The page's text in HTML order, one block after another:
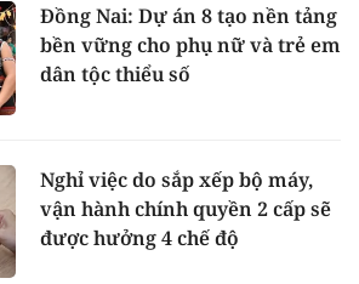
Đồng Nai: Dự án 8 tạo nền tảng
bền vững cho phụ nữ và trẻ em
dân tộc thiểu số
Nghỉ việc do sắp xếp bộ máy,
vận hành chính quyền 2 cấp sẽ
được hưởng 4 chế độ